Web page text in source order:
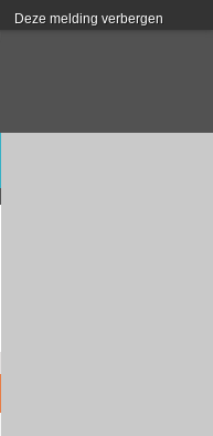
Deze melding verbergen